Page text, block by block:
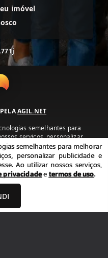
imóvel
AGIL.NET
semelhantes para
serviços, personalizar
de seu interesse. Ao utilizar
política de privacidade e
Termos de uso
semelhantes para melhorar
personalizar publicidade e
Ao utilizar nossos serviços,
privacidadeetermos de uso.